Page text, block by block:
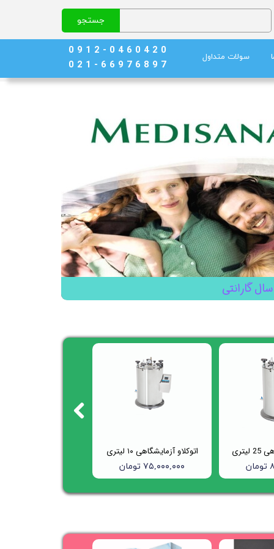
جستجو
سولات متداول
0 9 1 2 - 0 4 6 0 4 2 0
0 2 1 - 6 6 9 7 6 8 9 7
گارانتی
اتوکلاو آزمایشگاهی ۱۰ لیتری
۷۵,۰۰۰,۰۰۰ تومان